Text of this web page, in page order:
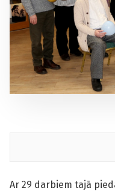
Ar 29 darbiem tajā